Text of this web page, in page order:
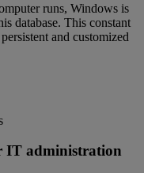
runs, Windows is
database. This constant
and customized
IT administration